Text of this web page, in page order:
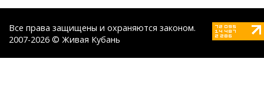
Все права защищены и охраняются законом.
2007-2026 © Живая Кубань